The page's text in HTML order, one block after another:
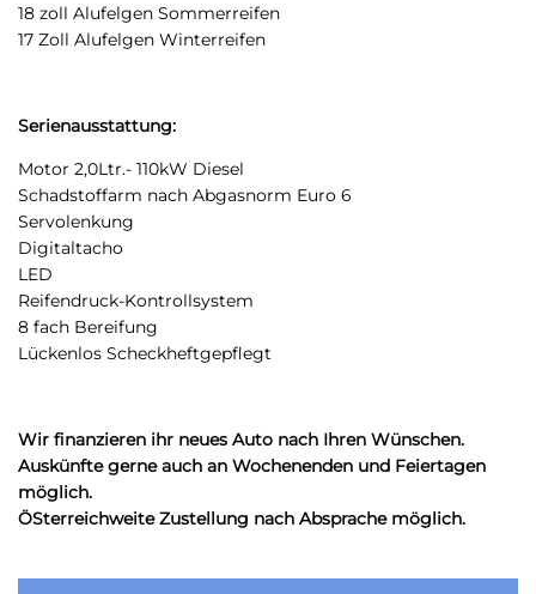
18 zoll Alufelgen Sommerreifen
17 Zoll Alufelgen Winterreifen
Serienausstattung:
Motor 2,0Ltr.- 110kW Diesel
Schadstoffarm nach Abgasnorm Euro 6
Servolenkung
Digitaltacho
LED
Reifendruck-Kontrollsystem
8 fach Bereifung
Lückenlos Scheckheftgepflegt
Wir finanzieren ihr neues Auto nach Ihren Wünschen.
Auskünfte gerne auch an Wochenenden und Feiertagen
möglich.
ÖSterreichweite Zustellung nach Absprache möglich.